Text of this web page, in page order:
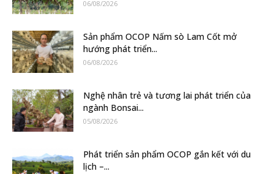
06/08/2026
Sản phẩm OCOP Nấm sò Lam Cốt mở
hướng phát triển...
06/08/2026
Nghệ nhân trẻ và tương lai phát triển của
ngành Bonsai...
05/08/2026
Phát triển sản phẩm OCOP gắn kết với du
lịch –...